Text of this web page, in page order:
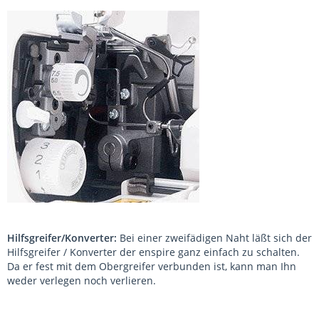
Hilfsgreifer/Konverter: Bei einer zweifädigen Naht läßt sich der
Hilfsgreifer / Konverter der enspire ganz einfach zu schalten.
Da er fest mit dem Obergreifer verbunden ist, kann man Ihn
weder verlegen noch verlieren.